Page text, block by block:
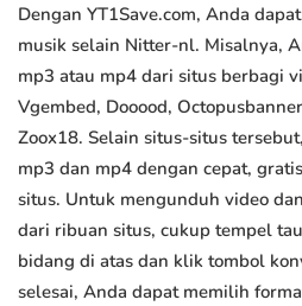
Dengan YT1Save.com, Anda
musik selain Nitter-nl. Misalnya,
mp3 atau mp4 dari situs berbagi
Vgembed, Dooood,
Zoox18. Selain situs-situs
mp3 dan mp4 dengan cepat,
situs. Untuk mengunduh video
dari ribuan situs, cukup tempel
bidang di atas dan klik tombol
selesai, Anda dapat memilih